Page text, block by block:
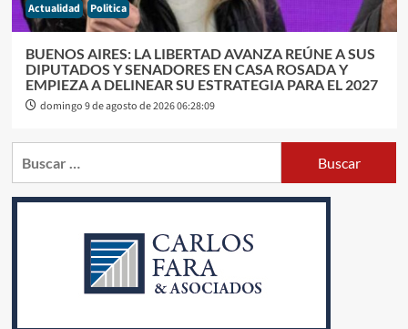
Actualidad Politica
BUENOS AIRES: LA LIBERTAD AVANZA REÚNE A SUS
DIPUTADOS Y SENADORES EN CASA ROSADA Y
EMPIEZA A DELINEAR SU ESTRATEGIA PARA EL 2027
domingo 9 de agosto de 2026 06:28:09